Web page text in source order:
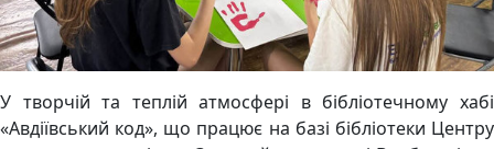
У творчій та теплій атмосфері в бібліотечному хабі
«Авдіївський код», що працює на базі бібліотеки Центру